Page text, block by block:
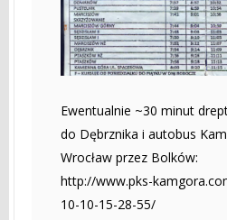
Ewentualnie ~30 minut
do Dębrznika i autobus
Wrocław przez Bolków:
http://www.pks-
10-10-15-28-55/